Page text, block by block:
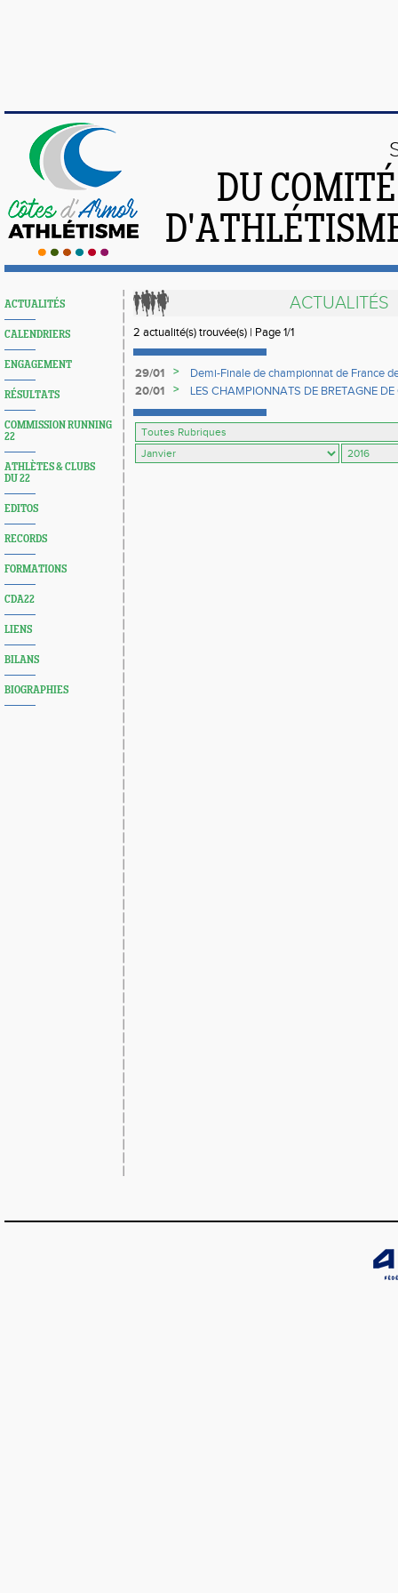
DU
ACTUALITÉS
CALENDRIERS
ENGAGEMENT
RÉSULTATS
COMMISSION RUNNING
22
ATHLÈTES & CLUBS
DU 22
EDITOS
RECORDS
FORMATIONS
CDA22
LIENS
BILANS
BIOGRAPHIES
ACTUALITÉS
2 actualité(s) trouvée(s) | Page 1/1
29/01 >
Demi-Finale de championnat de France
20/01
> LES CHAMPIONNATS DE BRETAGNE